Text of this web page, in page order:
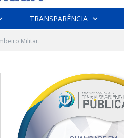
TRANSPARÊNCIA
Militar.